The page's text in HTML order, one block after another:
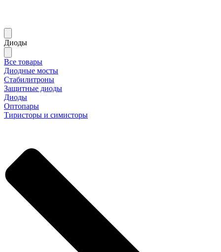
Диоды
Все товары
Диодные мосты
Стабилитроны
Защитные диоды
Диоды
Оптопары
Тиристоры и симисторы